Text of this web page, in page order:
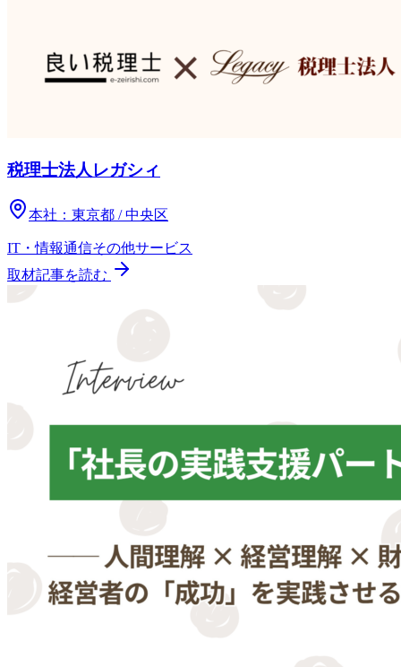
税理士法人レガシィ
本社： 東京都 / 中央区
IT・情報通信その他サービス
取材記事を読む